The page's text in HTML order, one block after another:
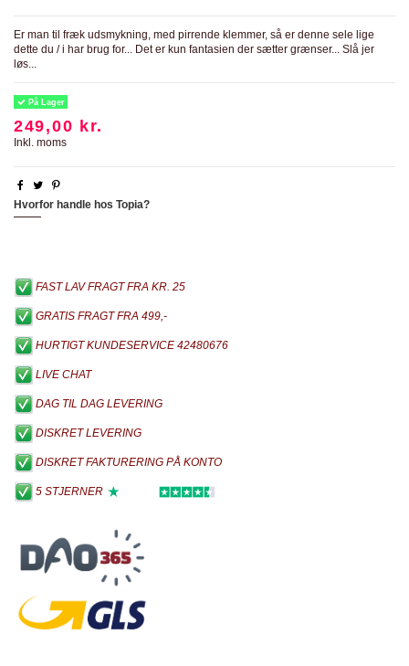
Er man til fræk udsmykning, med pirrende klemmer, så er denne sele lige
dette du / i har brug for... Det er kun fantasien der sætter grænser... Slå jer
løs...
På Lager
249,00 kr.
Inkl. moms
Hvorfor handle hos Topia?
FAST LAV FRAGT FRA KR. 25
GRATIS FRAGT FRA 499,-
HURTIGT KUNDESERVICE 42480676
LIVE CHAT
DAG TIL DAG LEVERING
DISKRET LEVERING
DISKRET FAKTURERING PÅ KONTO
5 STJERNER